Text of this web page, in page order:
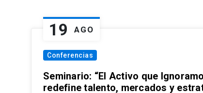
19 AGO
Conferencias
Seminario: “El Activo que
redefine talento, mercados y